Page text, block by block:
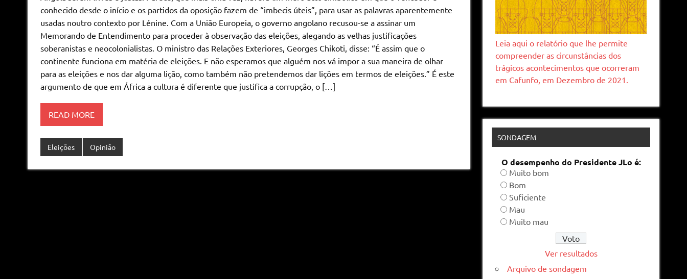
conhecido desde o início e os partidos da oposição fazem de “imbecis úteis”, para usar as palavras aparentemente
usadas noutro contexto por Lénine. Com a União Europeia, o governo angolano recusou-se a assinar um
Memorando de Entendimento para proceder à observação das eleições, alegando as velhas justificações
soberanistas e neocolonialistas. O ministro das Relações Exteriores, Georges Chikoti, disse: “É assim que o
continente funciona em matéria de eleições. E não esperamos que alguém nos vá impor a sua maneira de olhar
para as eleições e nos dar alguma lição, como também não pretendemos dar lições em termos de eleições.” É este
argumento de que em África a cultura é diferente que justifica a corrupção, o […]
READ MORE
Eleições Opinião
Leia aqui o relatório que lhe permite
compreender as circunstâncias dos
trágicos acontecimentos que ocorreram
em Cafunfo, em Dezembro de 2021.
SONDAGEM
O desempenho do Presidente JLo é:
Muito bom
Bom
Suficiente
Mau
Muito mau
Ver resultados
Arquivo de sondagem